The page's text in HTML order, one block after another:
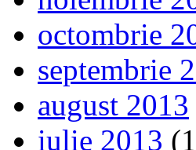
octombrie
septembrie
august 2013
iulie 2013